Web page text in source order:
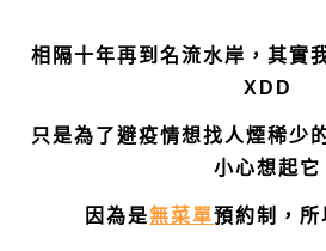
相隔十年再到名流水岸，其實
XDD
只是為了避疫情想找人煙稀少
小心想起它
因為是無菜單預約制，所